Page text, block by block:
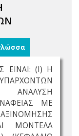
ΕΙΝΑΙ: (I) Η
ΜΕ
ΜΟΝΤΕΛΑ